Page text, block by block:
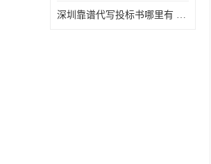
深圳靠谱代写投标书哪里有 标书好写吗